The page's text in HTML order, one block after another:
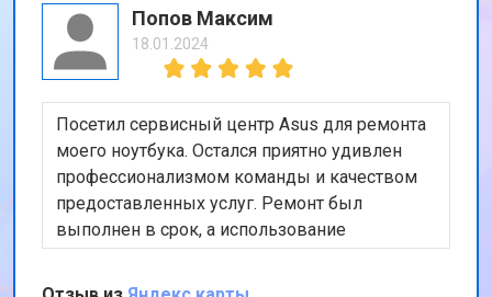
Попов Максим
18.01.2024
Посетил сервисный центр Asus для ремонта
моего ноутбука. Остался приятно удивлен
профессионализмом команды и качеством
предоставленных услуг. Ремонт был
выполнен в срок, а использование
оригинальных запчастей дает уверенность в
надежности результата. Хотя цены могут